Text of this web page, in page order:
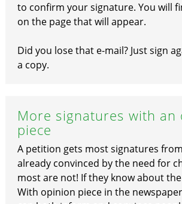
to confirm your signature. You will
on the page that will appear.
Did you lose that e-mail? Just sign
a copy.
More signatures with an
piece
A petition gets most signatures
already convinced by the need for
most are not! If they know about
With opinion piece in the